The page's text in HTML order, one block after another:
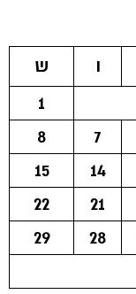
ו
ש
1
7
8
14
15
21
22
28
29